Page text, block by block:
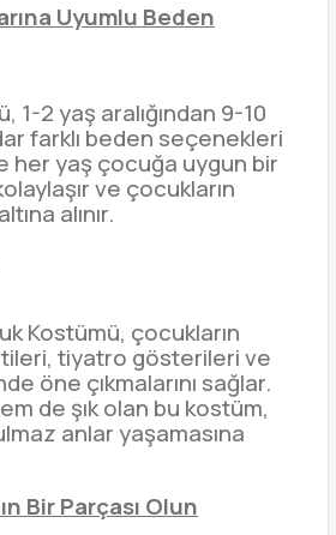
Uyumlu Beden
1-2 yaş aralığından 9-10
farklı beden seçenekleri
her yaş çocuğa uygun bir
ve çocukların
alınır.
Kostümü, çocukların
tiyatro gösterileri ve
öne çıkmalarını sağlar.
de şık olan bu kostüm,
anlar yaşamasına
Bir Parçası Olun